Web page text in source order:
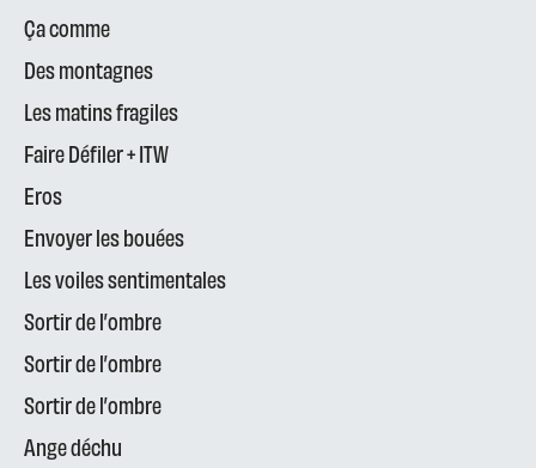
Ça comme
Des montagnes
Les matins fragiles
Faire Défiler + ITW
Eros
Envoyer les bouées
Les voiles sentimentales
Sortir de l’ombre
Sortir de l’ombre
Sortir de l’ombre
Ange déchu